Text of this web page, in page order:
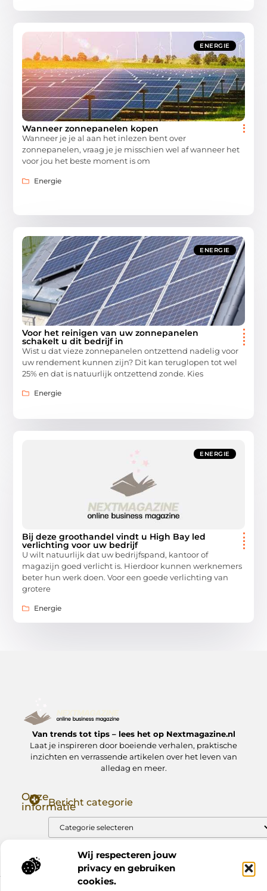
Wij respecteren jouw
privacy en gebruiken
cookies.
ENERGIE
Wanneer zonnepanelen kopen
Wanneer je je al aan het inlezen bent over
zonnepanelen, vraag je je misschien wel af wanneer het
voor jou het beste moment is om
Energie
ENERGIE
Voor het reinigen van uw zonnepanelen
schakelt u dit bedrijf in
Wist u dat vieze zonnepanelen ontzettend nadelig voor
uw rendement kunnen zijn? Dit kan teruglopen tot wel
25% en dat is natuurlijk ontzettend zonde. Kies
Energie
ENERGIE
Bij deze groothandel vindt u High Bay led
verlichting voor uw bedrijf
U wilt natuurlijk dat uw bedrijfspand, kantoor of
magazijn goed verlicht is. Hierdoor kunnen werknemers
beter hun werk doen. Voor een goede verlichting van
grotere
Energie
Van trends tot tips – lees het op Nextmagazine.nl
Laat je inspireren door boeiende verhalen, praktische
inzichten en verrassende artikelen over het leven van
alledag en meer.
Onze
informatieBericht categorie